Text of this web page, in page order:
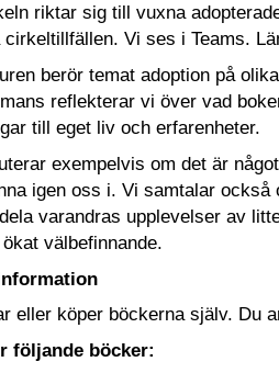
riktar sig till vuxna
cirkeltillfällen. Vi ses i Teams.
berör temat adoption på
reflekterar vi över vad
till eget liv och erfarenheter.
exempelvis om det är
igen oss i. Vi samtalar
varandras upplevelser av
välbefinnande.
eller köper böckerna själv. Du
följande böcker: